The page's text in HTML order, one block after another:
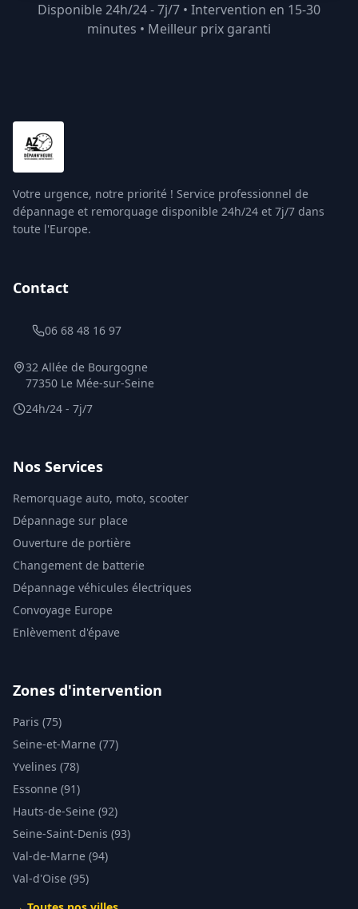
Disponible 24h/24 - 7j/7 • Intervention en 15-30
minutes • Meilleur prix garanti
Votre urgence, notre priorité ! Service professionnel de
dépannage et remorquage disponible 24h/24 et 7j/7 dans
toute l'Europe.
Contact
06 68 48 16 97
32 Allée de Bourgogne
77350 Le Mée-sur-Seine
24h/24 - 7j/7
Nos Services
Remorquage auto, moto, scooter
Dépannage sur place
Ouverture de portière
Changement de batterie
Dépannage véhicules électriques
Convoyage Europe
Enlèvement d'épave
Zones d'intervention
Paris (75)
Seine-et-Marne (77)
Yvelines (78)
Essonne (91)
Hauts-de-Seine (92)
Seine-Saint-Denis (93)
Val-de-Marne (94)
Val-d'Oise (95)